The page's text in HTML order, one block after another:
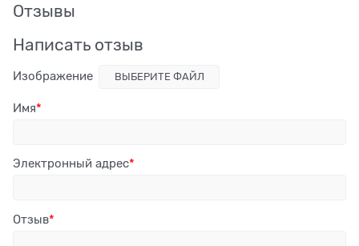
Отзывы
Написать отзыв
Изображение ВЫБЕРИТЕ ФАЙЛ
Имя
Электронный адрес
Отзыв